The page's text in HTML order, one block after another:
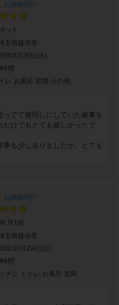
お掃除代行
ット
玉県越谷市
年8月26日(火)
間
レ お風呂 部屋 その他
てて後回しにしていた家事を
だけでもとても嬉しかったで
事も少しありましたが、とても
お掃除代行
月1回
玉県越谷市
年10月29日(日)
間
チン トイレ お風呂 玄関